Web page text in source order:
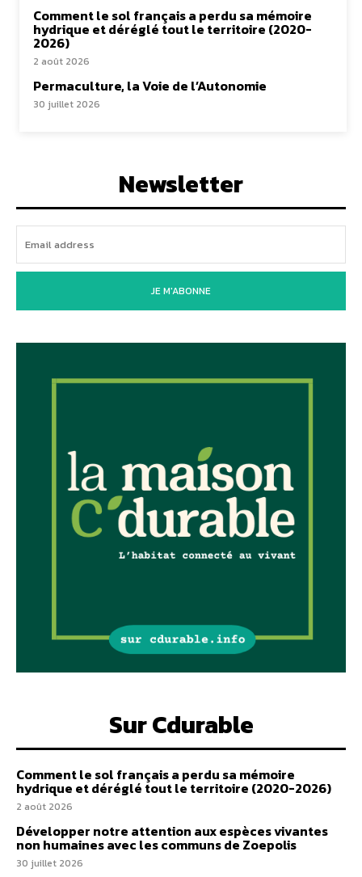
Comment le sol français a perdu sa mémoire
hydrique et déréglé tout le territoire (2020-
2026)
2 août 2026
Permaculture, la Voie de l’Autonomie
30 juillet 2026
Newsletter
JE M'ABONNE
Sur Cdurable
Comment le sol français a perdu sa mémoire
hydrique et déréglé tout le territoire (2020-2026)
2 août 2026
Développer notre attention aux espèces vivantes
non humaines avec les communs de Zoepolis
30 juillet 2026